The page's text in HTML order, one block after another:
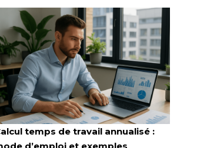
temps de travail annualisé :